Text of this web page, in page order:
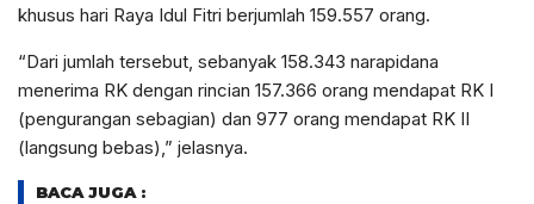
khusus hari Raya Idul Fitri berjumlah 159.557 orang.
“Dari jumlah tersebut, sebanyak 158.343 narapidana
menerima RK dengan rincian 157.366 orang mendapat RK I
(pengurangan sebagian) dan 977 orang mendapat RK II
(langsung bebas),” jelasnya.
BACA JUGA :